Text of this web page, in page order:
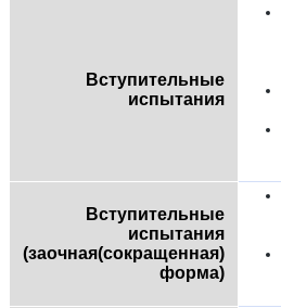
Вступительные
испытания
Вступительные
испытания
(заочная(сокращенная)
форма)